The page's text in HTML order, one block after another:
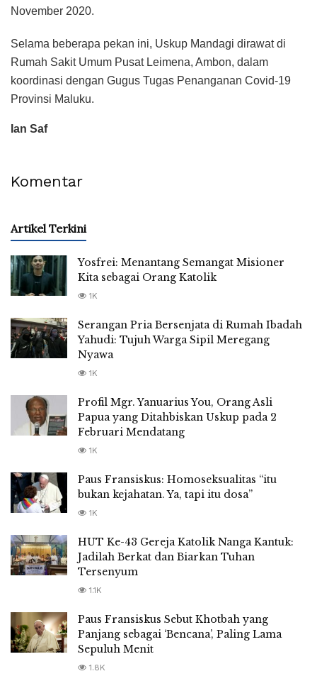
November 2020.
Selama beberapa pekan ini, Uskup Mandagi dirawat di
Rumah Sakit Umum Pusat Leimena, Ambon, dalam
koordinasi dengan Gugus Tugas Penanganan Covid-19
Provinsi Maluku.
Ian Saf
Komentar
Artikel Terkini
Yosfrei: Menantang Semangat Misioner
Kita sebagai Orang Katolik
1K
Serangan Pria Bersenjata di Rumah Ibadah
Yahudi: Tujuh Warga Sipil Meregang
Nyawa
1K
Profil Mgr. Yanuarius You, Orang Asli
Papua yang Ditahbiskan Uskup pada 2
Februari Mendatang
1K
Paus Fransiskus: Homoseksualitas “itu
bukan kejahatan. Ya, tapi itu dosa”
1K
HUT Ke-43 Gereja Katolik Nanga Kantuk:
Jadilah Berkat dan Biarkan Tuhan
Tersenyum
1.1K
Paus Fransiskus Sebut Khotbah yang
Panjang sebagai ‘Bencana’, Paling Lama
Sepuluh Menit
1.8K